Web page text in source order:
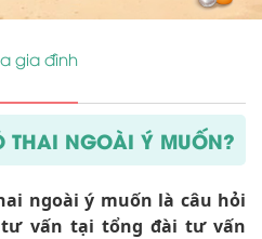
gia đình
THAI NGOÀI Ý MUỐN?
ngoài ý muốn là câu hỏi
vấn tại tổng đài tư vấn